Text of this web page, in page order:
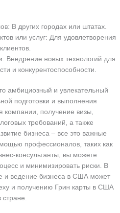
В других городах или штатах.
или услуг: Для удовлетворения
Внедрение новых технологий для
и конкурентоспособности.
амбициозный и увлекательный
подготовки и выполнения
компании, получение визы,
требований, а также
бизнеса – все это важные
профессионалов, таких как
консультанты, вы можете
и минимизировать риски. В
и ведение бизнеса в США может
и получению Грин карты в США
стране.